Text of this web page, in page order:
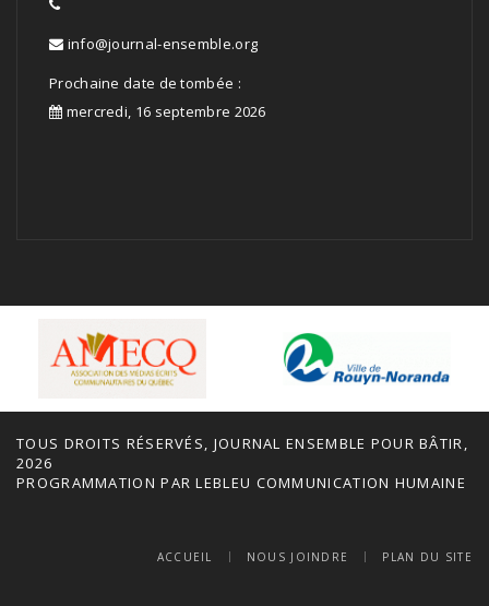
info@journal-ensemble.org
Prochaine date de tombée :
mercredi, 16 septembre 2026
TOUS DROITS RÉSERVÉS, JOURNAL ENSEMBLE POUR BÂTIR,
2026
PROGRAMMATION PAR LEBLEU COMMUNICATION HUMAINE
ACCUEIL NOUS JOINDRE PLAN DU SITE